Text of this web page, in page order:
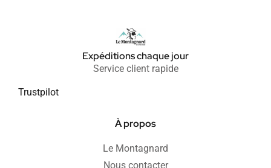
Expéditions chaque jour
Service client rapide
Trustpilot
À propos
Le Montagnard
Nous contacter